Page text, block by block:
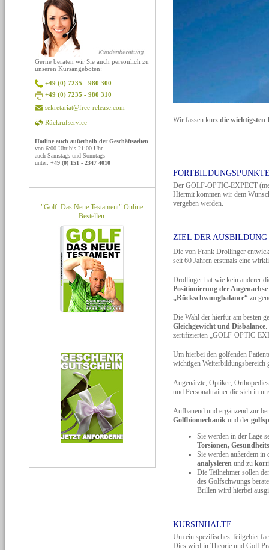
Gerne beraten wir Sie auch persönlich zu
unseren Kursangeboten:
+49 (0) 7235 - 980 300
+49 (0) 7235 - 980 310
sekretariat@free-release.com
Rückrufservice
Hotline auch außerhalb der Geschäftszeiten
von 6:00 Uhr bis 21:00 Uhr
auch Samstags und Sonntags
unter: +49 (0) 151 - 2347 4010
"Golf: Das Neue Testament" Online
Bestellen
Wir fassen kurz die wichtigsten
Der GOLF-OPTIC-EXPECT
Hiermit kommen wir dem
vergeben werden.
ZIEL DER AUSBILDUNG
Die von Frank Drollinger
seit 60 Jahren erstmals eine
Drollinger hat wie kein anderer
Positionierung der Augenachse
„Rückschwungbalance“ zu
Die Wahl der hierfür am besten
Gleichgewicht und Disbalance
zertifizierten „GOLF-OPTIC-
Um hierbei den golfenden
wichtigen Weiterbildungsbereich
Augenärzte, Optiker,
und Personaltrainer die sich in
Aufbauend und ergänzend zur
Golfbiomechanik und der
Sie werden in der Lage
Torsionen,
Sie werden außerdem in
analysieren und zu
Die Teilnehmer sollen
des Golfschwungs
Brillen wird hierbei
KURSINHALTE
Um ein spezifisches Teilgebiet
Dies wird in Theorie und Golf